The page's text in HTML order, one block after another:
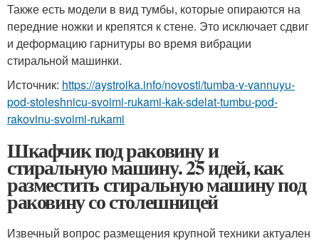
Также есть модели в вид тумбы, которые опираются на
передние ножки и крепятся к стене. Это исключает сдвиг
и деформацию гарнитуры во время вибрации
стиральной машинки.
Источник: https://aystroika.info/novosti/tumba-v-vannuyu-
pod-stoleshnicu-svoimi-rukami-kak-sdelat-tumbu-pod-
rakovinu-svoimi-rukami
Шкафчик под раковину и
стиральную машину. 25 идей, как
разместить стиральную машину под
раковину со столешницей
Извечный вопрос размещения крупной техники актуален